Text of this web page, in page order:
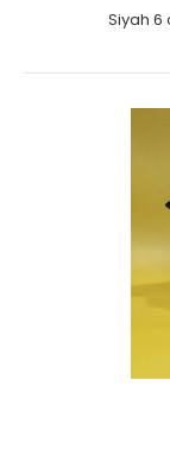
Siyah 6